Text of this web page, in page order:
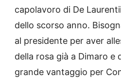
capolavoro di De
dello scorso anno.
al presidente per aver
della rosa già a Dimaro e
grande vantaggio per